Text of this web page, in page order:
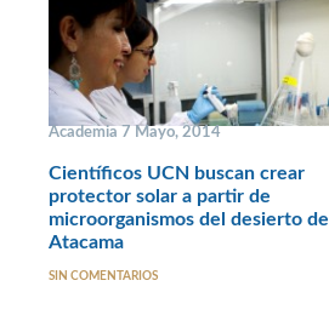
Academia 7 Mayo, 2014
Científicos UCN buscan crear
protector solar a partir de
microorganismos del desierto de
Atacama
SIN COMENTARIOS